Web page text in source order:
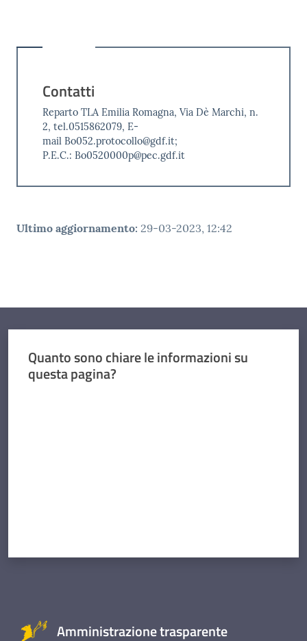
Contatti
Reparto TLA Emilia Romagna, Via Dè Marchi, n.
2, tel.0515862079, E-
mail Bo052.protocollo@gdf.it;
P.E.C.: Bo0520000p@pec.gdf.it
Ultimo aggiornamento: 29-03-2023, 12:42
Quanto sono chiare le informazioni su
questa pagina?
Amministrazione trasparente